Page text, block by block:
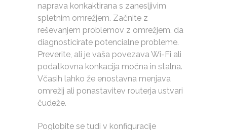
naprava konkaktirana s zanesljivim
spletnim omrežjem. Začnite z
reševanjem problemov z omrežjem, da
diagnosticirate potencialne probleme.
Preverite, ali je vaša povezava Wi-Fi ali
podatkovna konkacija močna in stalna.
Včasih lahko že enostavna menjava
omrežij ali ponastavitev routerja ustvari
čudeže.
Poglobite se tudi v konfiguracije